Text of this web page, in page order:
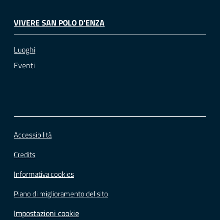
VIVERE SAN POLO D'ENZA
Luoghi
Eventi
Accessibilità
Credits
Informativa cookies
Piano di miglioramento del sito
Impostazioni cookie